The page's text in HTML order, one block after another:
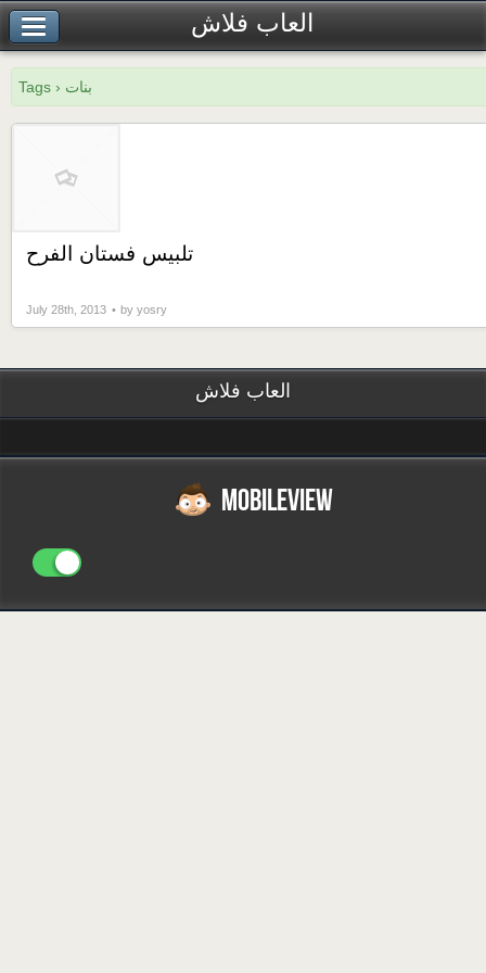
العاب فلاش
Tags › بنات
تلبيس فستان الفرح
July 28th, 2013 by yosry
العاب فلاش
MOBILEVIEW